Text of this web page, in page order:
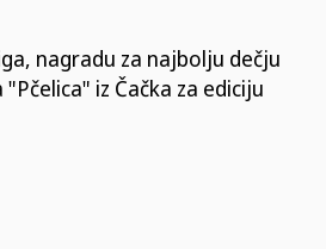
nagradu za najbolju dečju
iz Čačka za ediciju